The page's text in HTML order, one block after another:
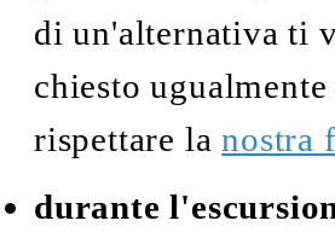
di un'alternativa ti
chiesto ugualmente
rispettare lanostra
durante